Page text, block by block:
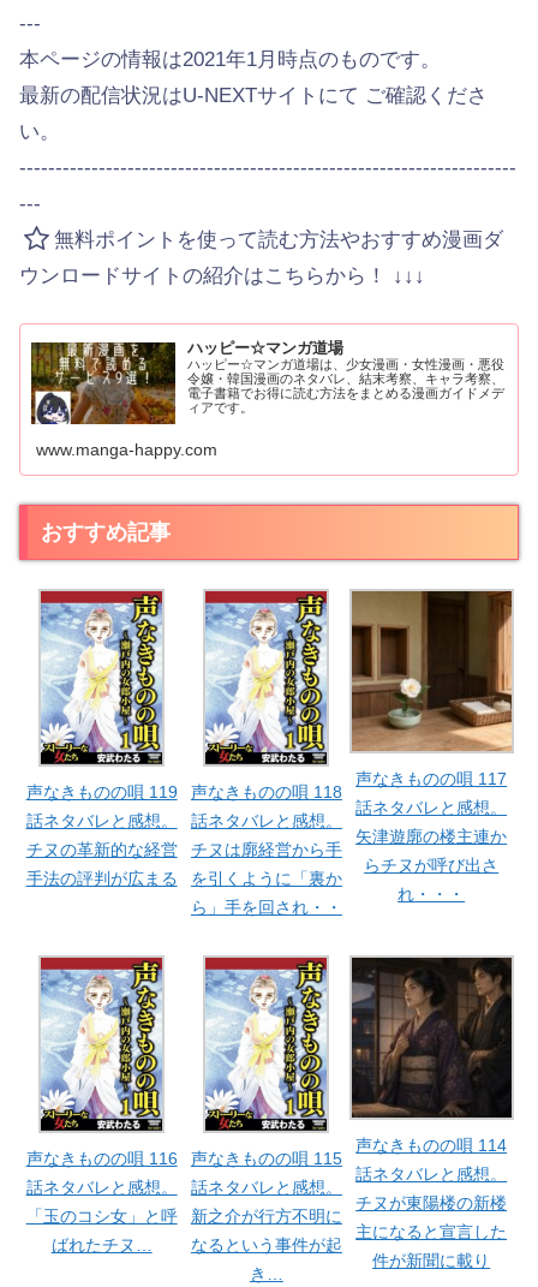
---
本ページの情報は2021年1月時点のものです。
最新の配信状況はU-NEXTサイトにて ご確認くださ
い。
---------------------------------------------------------------------
---
無料ポイントを使って読む方法やおすすめ漫画ダ
ウンロードサイトの紹介はこちらから！ ↓↓↓
ハッピー☆マンガ道場
ハッピー☆マンガ道場は、少女漫画・女性漫画・悪役
令嬢・韓国漫画のネタバレ、結末考察、キャラ考察、
電子書籍でお得に読む方法をまとめる漫画ガイドメデ
ィアです。
www.manga-happy.com
おすすめ記事
声なきものの唄 119
話ネタバレと感想。
チヌの革新的な経営
手法の評判が広まる
声なきものの唄 118
話ネタバレと感想。
チヌは廓経営から手
を引くように「裏か
ら」手を回され・・
声なきものの唄 117
話ネタバレと感想。
矢津遊廓の楼主連か
らチヌが呼び出さ
れ・・・
声なきものの唄 116
話ネタバレと感想。
「玉のコシ女」と呼
ばれたチヌ…
声なきものの唄 115
話ネタバレと感想。
新之介が行方不明に
なるという事件が起
き…
声なきものの唄 114
話ネタバレと感想。
チヌが東陽楼の新楼
主になると宣言した
件が新聞に載り